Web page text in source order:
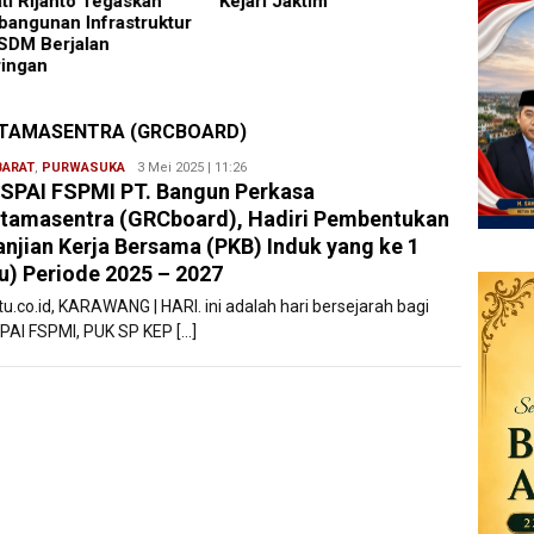
Infrastruktur
Berjalan
(GRCBOARD)
, PURWASUKA Ryan
Karawang
3 Mei 2025 | 11:26
FSPMI PT. Bangun Perkasa
(GRCboard), Hadiri Pembentukan
Kerja Bersama (PKB) Induk yang ke 1
Periode 2025 – 2027
KARAWANG | HARI. ini adalah hari bersejarah bagi
FSPMI, PUK SP KEP […]